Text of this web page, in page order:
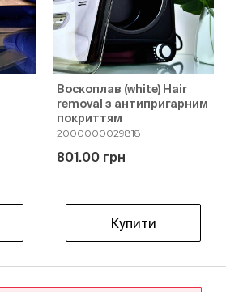
Воскоплав (white) Hair
removal з антипригарним
покриттям
2000000029818
801.00 грн
Купити